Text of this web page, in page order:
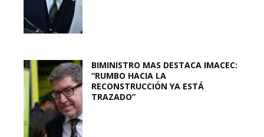
BIMINISTRO MAS DESTACA IMACEC:
“RUMBO HACIA LA
RECONSTRUCCIÓN YA ESTÁ
TRAZADO”